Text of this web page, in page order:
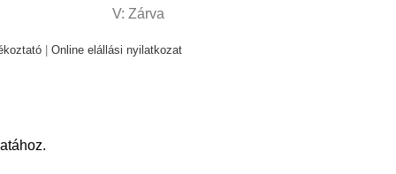
V: Zárva
| Online elállási nyilatkozat